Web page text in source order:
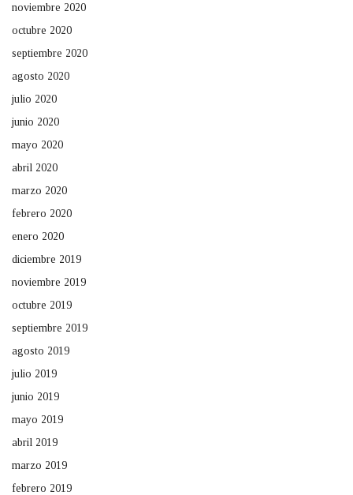
noviembre 2020
octubre 2020
septiembre 2020
agosto 2020
julio 2020
junio 2020
mayo 2020
abril 2020
marzo 2020
febrero 2020
enero 2020
diciembre 2019
noviembre 2019
octubre 2019
septiembre 2019
agosto 2019
julio 2019
junio 2019
mayo 2019
abril 2019
marzo 2019
febrero 2019